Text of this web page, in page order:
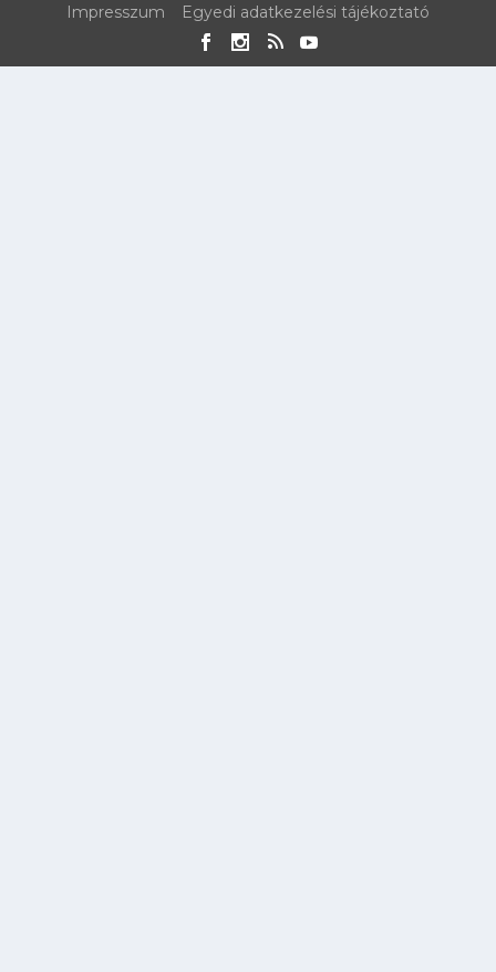
Impresszum Egyedi adatkezelési tájékoztató